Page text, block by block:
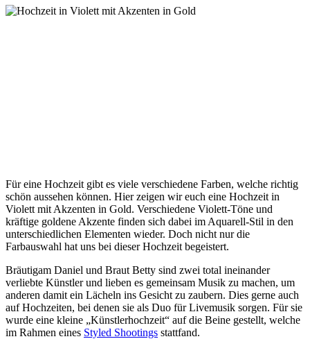
Für eine Hochzeit gibt es viele verschiedene Farben, welche richtig
schön aussehen können. Hier zeigen wir euch eine Hochzeit in
Violett mit Akzenten in Gold. Verschiedene Violett-Töne und
kräftige goldene Akzente finden sich dabei im Aquarell-Stil in den
unterschiedlichen Elementen wieder. Doch nicht nur die
Farbauswahl hat uns bei dieser Hochzeit begeistert.
Bräutigam Daniel und Braut Betty sind zwei total ineinander
verliebte Künstler und lieben es gemeinsam Musik zu machen, um
anderen damit ein Lächeln ins Gesicht zu zaubern. Dies gerne auch
auf Hochzeiten, bei denen sie als Duo für Livemusik sorgen. Für sie
wurde eine kleine „Künstlerhochzeit“ auf die Beine gestellt, welche
im Rahmen eines Styled Shootings stattfand.